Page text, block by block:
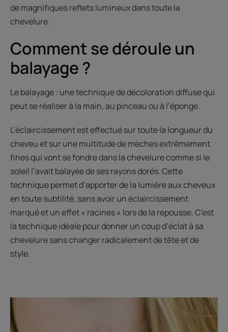
de magnifiques reflets lumineux dans toute la
chevelure.
Comment se déroule un
balayage ?
Le balayage : une technique de décoloration diffuse qui
peut se réaliser à la main, au pinceau ou à l’éponge.
L’éclaircissement est effectué sur toute la longueur du
cheveu et sur une multitude de mèches extrêmement
fines qui vont se fondre dans la chevelure comme si le
soleil l’avait balayée de ses rayons dorés. Cette
technique permet d’apporter de la lumière aux cheveux
en toute subtilité, sans avoir un éclaircissement
marqué et un effet « racines » lors de la repousse. C’est
la technique idéale pour donner un coup d’éclat à sa
chevelure sans changer radicalement de tête et de
style.